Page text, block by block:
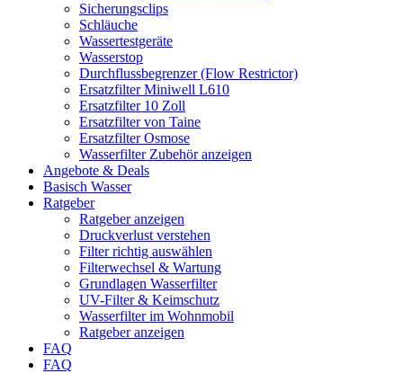
Sicherungsclips
Schläuche
Wassertestgeräte
Wasserstop
Durchflussbegrenzer (Flow Restrictor)
Ersatzfilter Miniwell L610
Ersatzfilter 10 Zoll
Ersatzfilter von Taine
Ersatzfilter Osmose
Wasserfilter Zubehör anzeigen
Angebote & Deals
Basisch Wasser
Ratgeber
Ratgeber anzeigen
Druckverlust verstehen
Filter richtig auswählen
Filterwechsel & Wartung
Grundlagen Wasserfilter
UV-Filter & Keimschutz
Wasserfilter im Wohnmobil
Ratgeber anzeigen
FAQ
FAQ